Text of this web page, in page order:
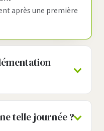
après une première
telle journée ?